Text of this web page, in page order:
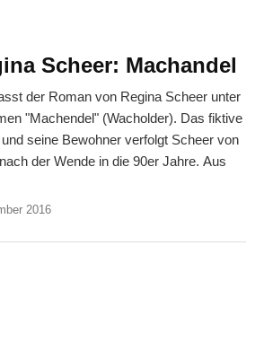
Scheer: Machandel
der Roman von Regina Scheer unter
"Machendel" (Wacholder). Das fiktive
seine Bewohner verfolgt Scheer von
der Wende in die 90er Jahre. Aus
2016